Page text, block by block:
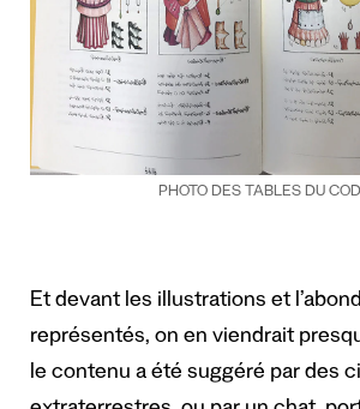
PHOTO DES TABLES DU
Et devant les illustrations et
représentés, on en viendrait
le contenu a été suggéré par des